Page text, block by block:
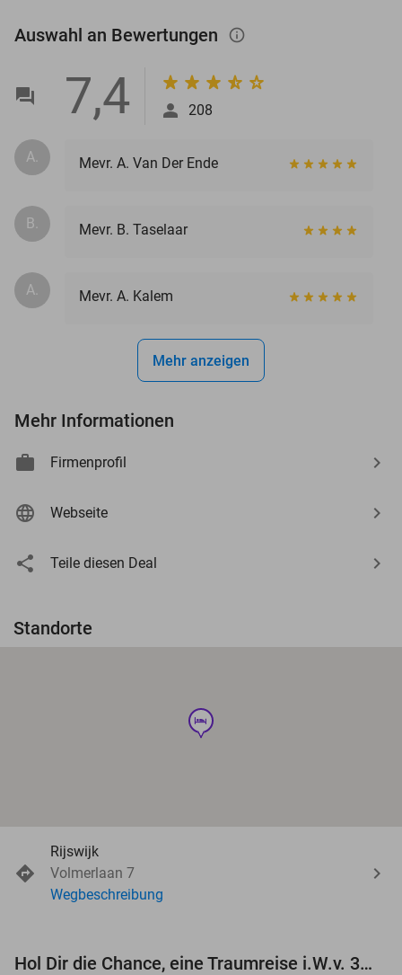
Auswahl an Bewertungen info_outlined
7,4 208
A. Mevr. A. Van Der Ende
B. Mevr. B. Taselaar
A. Mevr. A. Kalem
Mehr anzeigen
Mehr Informationen
Firmenprofil
Webseite
Teile diesen Deal
Standorte
hotel
Rijswijk
Volmerlaan 7
Wegbeschreibung
Hol Dir die Chance, eine Traumreise i.W.v. 3.000 € zu gewinnen!